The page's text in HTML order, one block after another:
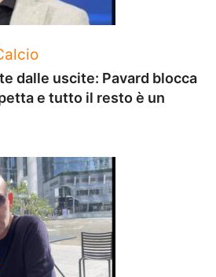
dalle uscite: Pavard blocca
e tutto il resto è un